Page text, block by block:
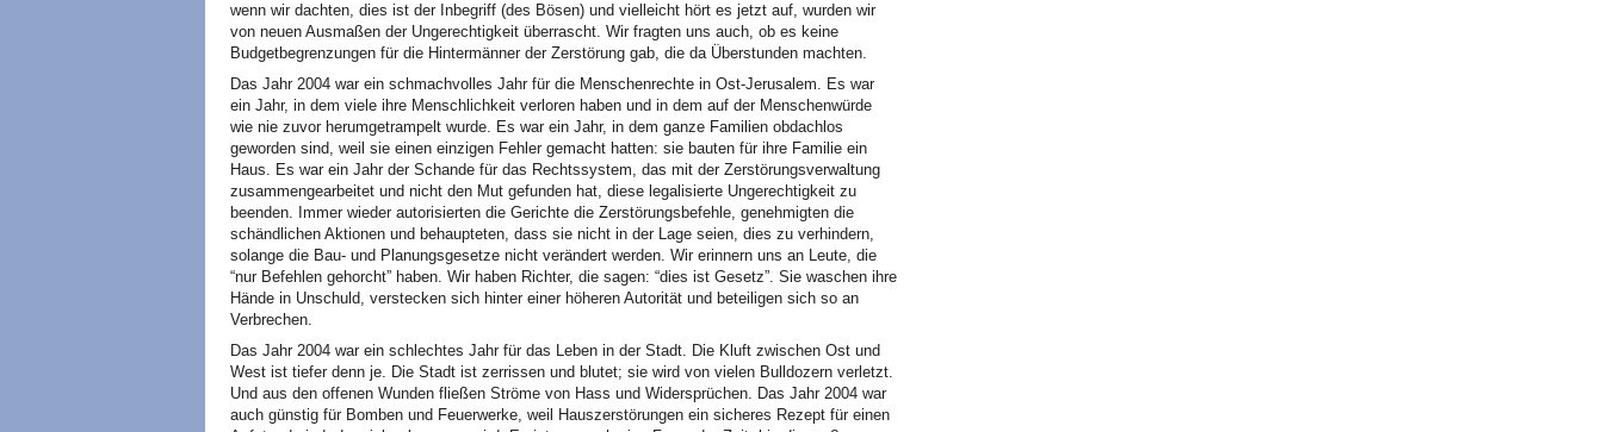
wenn wir dachten, dies ist der Inbegriff (des Bösen) und vielleicht hört es jetzt auf, wurden wir
von neuen Ausmaßen der Ungerechtigkeit überrascht. Wir fragten uns auch, ob es keine
Budgetbegrenzungen für die Hintermänner der Zerstörung gab, die da Überstunden machten.
Das Jahr 2004 war ein schmachvolles Jahr für die Menschenrechte in Ost-Jerusalem. Es war
ein Jahr, in dem viele ihre Menschlichkeit verloren haben und in dem auf der Menschenwürde
wie nie zuvor herumgetrampelt wurde. Es war ein Jahr, in dem ganze Familien obdachlos
geworden sind, weil sie einen einzigen Fehler gemacht hatten: sie bauten für ihre Familie ein
Haus. Es war ein Jahr der Schande für das Rechtssystem, das mit der Zerstörungsverwaltung
zusammengearbeitet und nicht den Mut gefunden hat, diese legalisierte Ungerechtigkeit zu
beenden. Immer wieder autorisierten die Gerichte die Zerstörungsbefehle, genehmigten die
schändlichen Aktionen und behaupteten, dass sie nicht in der Lage seien, dies zu verhindern,
solange die Bau- und Planungsgesetze nicht verändert werden. Wir erinnern uns an Leute, die
“nur Befehlen gehorcht” haben. Wir haben Richter, die sagen: “dies ist Gesetz”. Sie waschen ihre
Hände in Unschuld, verstecken sich hinter einer höheren Autorität und beteiligen sich so an
Verbrechen.
Das Jahr 2004 war ein schlechtes Jahr für das Leben in der Stadt. Die Kluft zwischen Ost und
West ist tiefer denn je. Die Stadt ist zerrissen und blutet; sie wird von vielen Bulldozern verletzt.
Und aus den offenen Wunden fließen Ströme von Hass und Widersprüchen. Das Jahr 2004 war
auch günstig für Bomben und Feuerwerke, weil Hauszerstörungen ein sicheres Rezept für einen